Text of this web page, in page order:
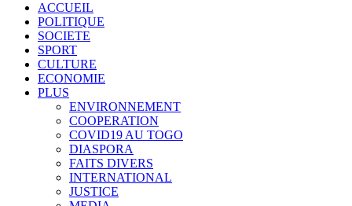
ACCUEIL
POLITIQUE
SOCIETE
SPORT
CULTURE
ECONOMIE
PLUS
ENVIRONNEMENT
COOPERATION
COVID19 AU TOGO
DIASPORA
FAITS DIVERS
INTERNATIONAL
JUSTICE